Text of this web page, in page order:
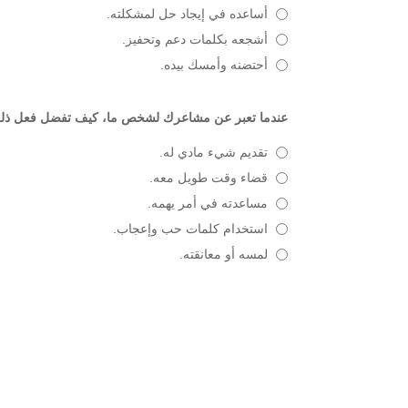
أساعده في إيجاد حل لمشكلته.
أشجعه بكلمات دعم وتحفيز.
أحتضنه وأمسك بيده.
عندما تعبر عن مشاعرك لشخص ما، كيف تفضل فعل
تقديم شيء مادي له.
قضاء وقت طويل معه.
مساعدته في أمر يهمه.
استخدام كلمات حب وإعجاب.
لمسه أو معانقته.